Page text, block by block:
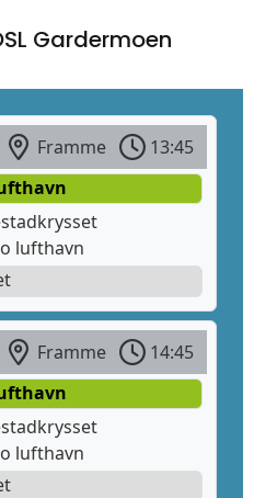
Gardermoen
Framme
13:45
lufthavn
Framme
14:45
lufthavn